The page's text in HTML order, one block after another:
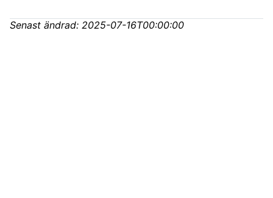
Senast ändrad: 2025-07-16T00:00:00